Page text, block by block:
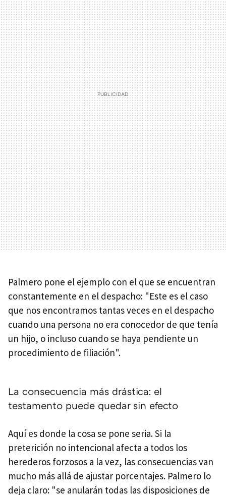
Palmero pone el ejemplo con el que se encuentran
constantemente en el despacho: "Este es el caso
que nos encontramos tantas veces en el despacho
cuando una persona no era conocedor de que tenía
un hijo, o incluso cuando se haya pendiente un
procedimiento de filiación".
La consecuencia más drástica: el
testamento puede quedar sin efecto
Aquí es donde la cosa se pone seria. Si la
preterición no intencional afecta a todos los
herederos forzosos a la vez, las consecuencias van
mucho más allá de ajustar porcentajes. Palmero lo
deja claro: "se anularán todas las disposiciones de